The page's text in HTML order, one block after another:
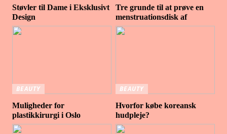
Støvler til Dame i Eksklusivt
Design
Tre grunde til at prøve en
menstruationsdisk af
BEAUTY
Muligheder for
plastikkirurgi i Oslo
BEAUTY
Hvorfor købe koreansk
hudpleje?